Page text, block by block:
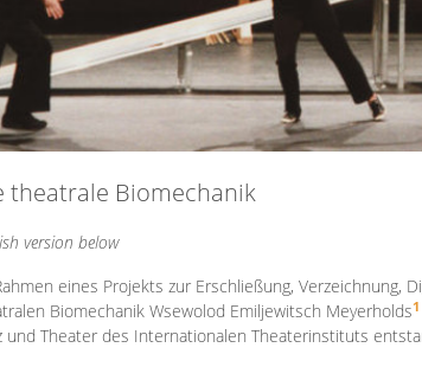
theatrale Biomechanik
version below
eines Projekts zur Erschließung, Verzeichnung,
Biomechanik Wsewolod Emiljewitsch Meyerholds1
und Theater des Internationalen Theaterinstituts